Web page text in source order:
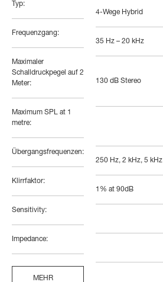
Typ:
Frequenzgang:
Maximaler
Schalldruckpegel auf 2
Meter:
Maximum SPL at 1
metre:
Übergangsfrequenzen:
Klirrfaktor:
Sensitivity:
Impedance:
MEHR
4-Wege Hybrid
35 Hz – 20 kHz
130 dB Stereo
250 Hz, 2 kHz, 5 kHz
1% at 90dB